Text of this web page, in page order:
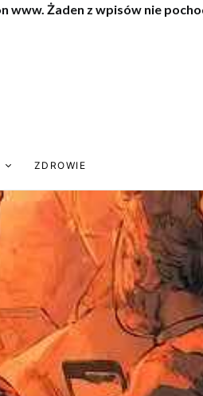
www. Żaden z wpisów nie
ZDROWIE